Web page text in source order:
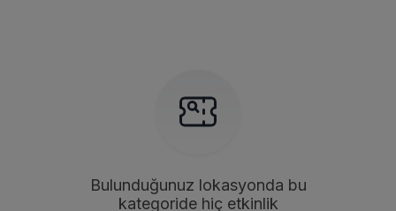
Bulunduğunuz lokasyonda bu
kategoride hiç etkinlik